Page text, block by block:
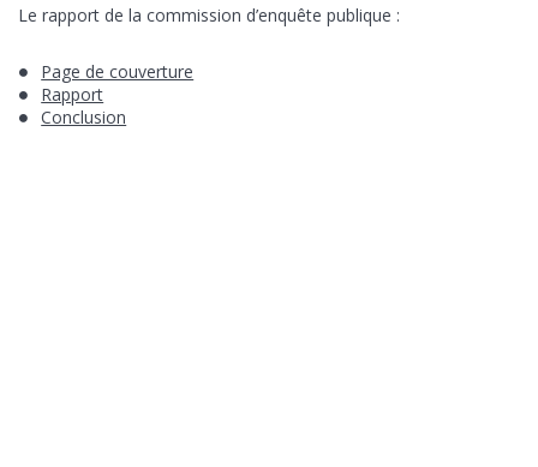
Le rapport de la commission d’enquête publique :
Page de couverture
Rapport
Conclusion